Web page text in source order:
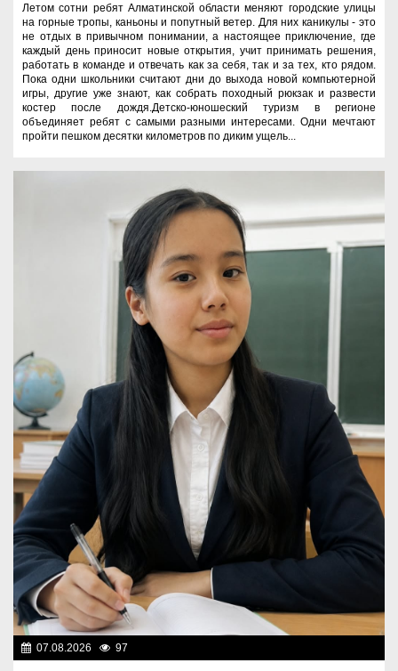
Летом сотни ребят Алматинской области меняют городские улицы
на горные тропы, каньоны и попутный ветер. Для них каникулы - это
не отдых в привычном понимании, а настоящее приключение, где
каждый день приносит новые открытия, учит принимать решения,
работать в команде и отвечать как за себя, так и за тех, кто рядом.
Пока одни школьники считают дни до выхода новой компьютерной
игры, другие уже знают, как собрать походный рюкзак и развести
костер после дождя.Детско-юношеский туризм в регионе
объединяет ребят с самыми разными интересами. Одни мечтают
пройти пешком десятки километров по диким ущель...
07.08.2026 97